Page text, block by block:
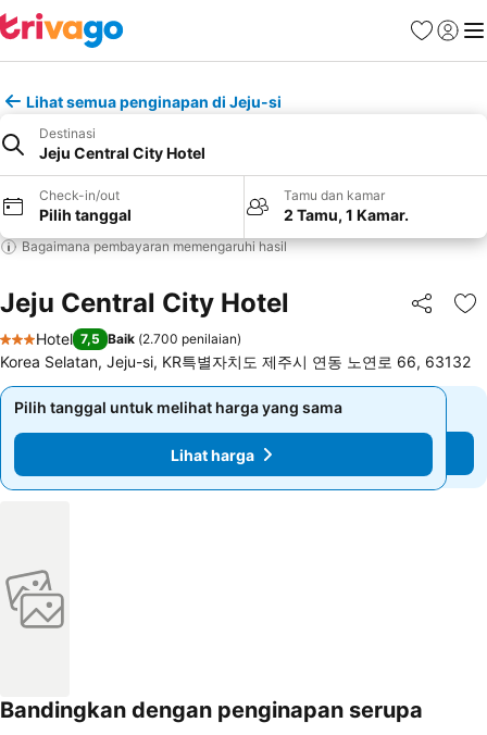
FavoritLogin
Lihat semua penginapan di Jeju-si
Destinasi
Jeju Central City Hotel
Check-in/out
Pilih tanggal
Tamu dan kamar
2 Tamu, 1 Kamar.
Bagaimana pembayaran memengaruhi hasil
Jeju Central City Hotel Bagikan
3 Bintang
Hotel 7,5 Baik (2.700 penilaian)
Korea Selatan, Jeju-si, KR특별자치도 제주시 연동 노연로 66, 63132
Pilih tanggal untuk melihat harga yang sama
Lihat harga
Pilih tanggal untuk melihat harga yang sama
Lihat harga
Bandingkan dengan penginapan serupa